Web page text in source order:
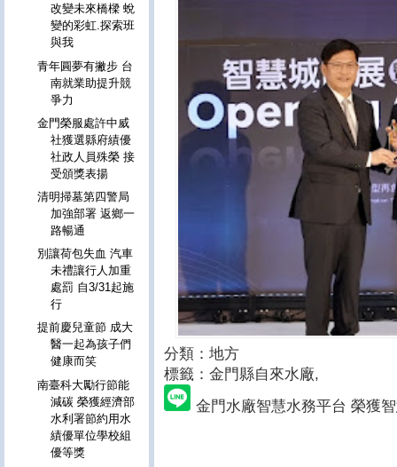
分類：地方
標籤： 金門縣自來水廠,
金門水廠智慧水務平台 榮獲
改變未來橋樑 蛻
變的彩虹.探索班
與我
青年圓夢有撇步 台
南就業助提升競
爭力
金門榮服處許中威
社獲選縣府績優
社政人員殊榮 接
受頒獎表揚
清明掃墓第四警局
加強部署 返鄉一
路暢通
別讓荷包失血 汽車
未禮讓行人加重
處罰 自3/31起施
行
提前慶兒童節 成大
醫一起為孩子們
健康而笑
南臺科大勵行節能
減碳 榮獲經濟部
水利署節約用水
績優單位學校組
優等獎